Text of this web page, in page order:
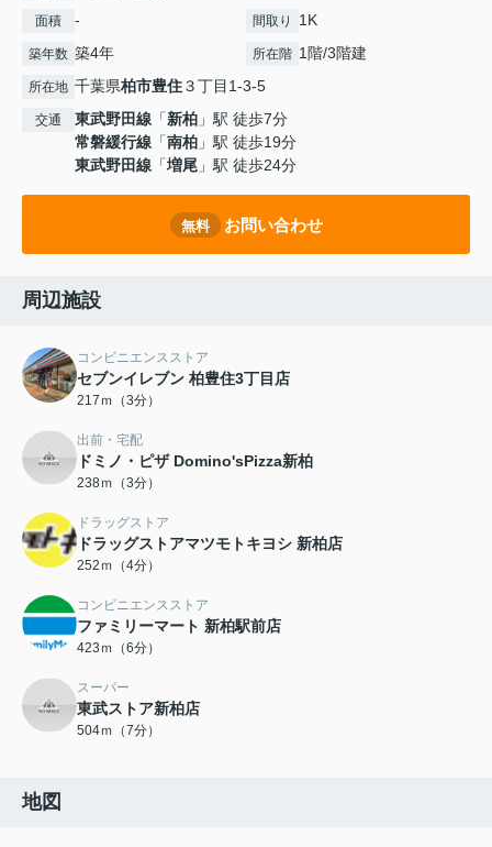
面積 - 間取り 1K
築年数 築4年 所在階 1階/3階建
所在地 千葉県柏市豊住３丁目1-3-5
交通 東武野田線 「新柏 」駅 徒歩7分
常磐緩行線 「南柏 」駅 徒歩19分
東武野田線 「増尾 」駅 徒歩24分
無料 お問い合わせ
周辺施設
コンビニエンスストア
セブンイレブン 柏豊住3丁目店
217ｍ（3分）
出前・宅配
ドミノ・ピザ Domino'sPizza新柏
238ｍ（3分）
ドラッグストア
ドラッグストアマツモトキヨシ 新柏店
252ｍ（4分）
コンビニエンスストア
ファミリーマート 新柏駅前店
423ｍ（6分）
スーパー
東武ストア新柏店
504ｍ（7分）
地図